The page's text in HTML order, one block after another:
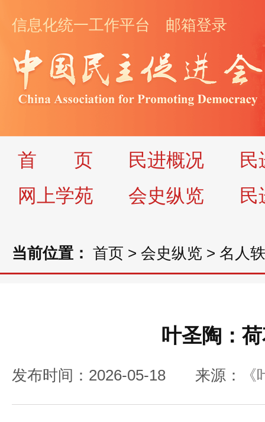
信息化统一工作平台 邮箱登录
首 页 民进概况
民
网上学苑
会史纵览 民
当前位置： 首页 > 会史纵览 > 名人
叶圣陶：
发布时间：2026-05-18 来源：